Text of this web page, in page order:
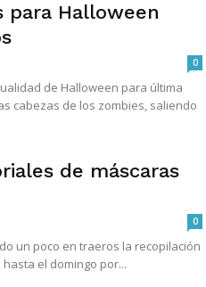
para Halloween
0
de Halloween para última
cabezas de los zombies, saliendo
de máscaras
0
un poco en traeros la recopilación
el domingo por...